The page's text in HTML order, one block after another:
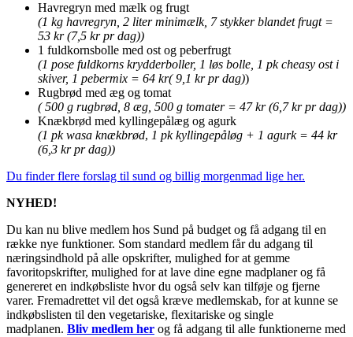
Havregryn med mælk og frugt
(1 kg havregryn, 2 liter minimælk, 7 stykker blandet frugt =
53 kr (7,5 kr pr dag))
1 fuldkornsbolle med ost og peberfrugt
(1 pose fuldkorns krydderboller, 1 løs bolle, 1 pk cheasy ost i
skiver, 1 pebermix = 64 kr( 9,1 kr pr dag))
Rugbrød med æg og tomat
( 500 g rugbrød, 8 æg, 500 g tomater = 47 kr (6,7 kr pr dag))
Knækbrød med kyllingepålæg og agurk
(1 pk wasa knækbrød, 1 pk kyllingepåløg + 1 agurk = 44 kr
(6,3 kr pr dag))
Du finder flere forslag til sund og billig morgenmad lige her.
NYHED!
Du kan nu blive medlem hos Sund på budget og få adgang til en
række nye funktioner. Som standard medlem får du adgang til
næringsindhold på alle opskrifter, mulighed for at gemme
favoritopskrifter, mulighed for at lave dine egne madplaner og få
genereret en indkøbsliste hvor du også selv kan tilføje og fjerne
varer. Fremadrettet vil det også kræve medlemskab, for at kunne se
indkøbslisten til den vegetariske, flexitariske og single
madplanen. Bliv medlem her og få adgang til alle funktionerne med